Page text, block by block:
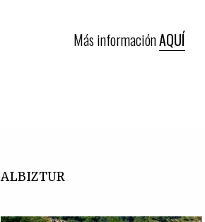
Más informaciónAQUÍ
ALBIZTUR